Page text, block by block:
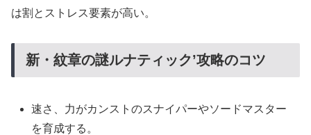
は割とストレス要素が高い。
新・紋章の謎ルナティック’攻略のコツ
速さ、力がカンストのスナイパーやソードマスター
を育成する。